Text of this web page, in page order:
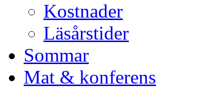
Kostnader
Läsårstider
Sommar
Mat & konferens